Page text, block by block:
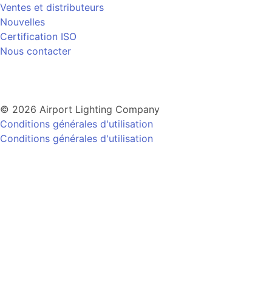
Ventes et distributeurs
Nouvelles
Certification ISO
Nous contacter
© 2026 Airport Lighting Company
Conditions générales d'utilisation
Conditions générales d'utilisation